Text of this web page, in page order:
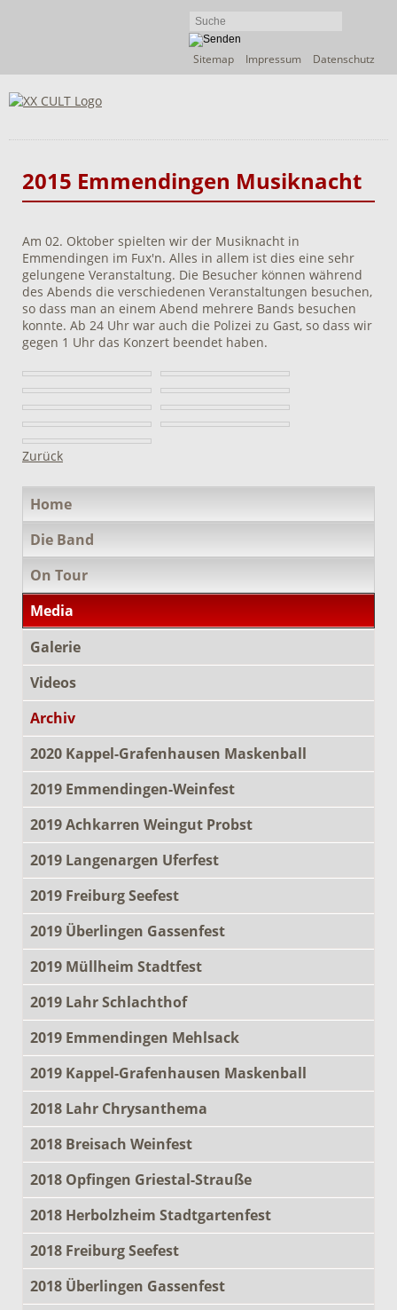
Navigation
Sitemap Impressum Datenschutz
2015 Emmendingen Musiknacht
Am 02. Oktober spielten wir der Musiknacht in
Emmendingen im Fux'n. Alles in allem ist dies eine sehr
gelungene Veranstaltung. Die Besucher können während
des Abends die verschiedenen Veranstaltungen besuchen,
so dass man an einem Abend mehrere Bands besuchen
konnte. Ab 24 Uhr war auch die Polizei zu Gast, so dass wir
gegen 1 Uhr das Konzert beendet haben.
Zurück
überspringen
Home
Die Band
On Tour
Media
Galerie
Videos
Archiv
2020 Kappel-Grafenhausen Maskenball
2019 Emmendingen-Weinfest
2019 Achkarren Weingut Probst
2019 Langenargen Uferfest
2019 Freiburg Seefest
2019 Überlingen Gassenfest
2019 Müllheim Stadtfest
2019 Lahr Schlachthof
2019 Emmendingen Mehlsack
2019 Kappel-Grafenhausen Maskenball
2018 Lahr Chrysanthema
2018 Breisach Weinfest
2018 Opfingen Griestal-Strauße
2018 Herbolzheim Stadtgartenfest
2018 Freiburg Seefest
2018 Überlingen Gassenfest